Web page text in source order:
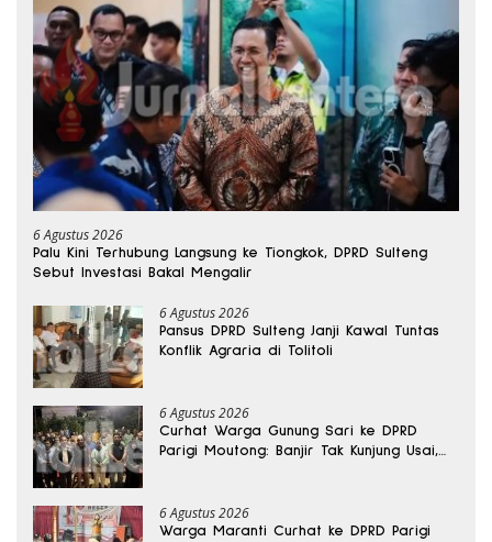
6 Agustus 2026
Palu Kini Terhubung Langsung ke Tiongkok, DPRD Sulteng
Sebut Investasi Bakal Mengalir
6 Agustus 2026
Pansus DPRD Sulteng Janji Kawal Tuntas
Konflik Agraria di Tolitoli
6 Agustus 2026
Curhat Warga Gunung Sari ke DPRD
Parigi Moutong: Banjir Tak Kunjung Usai,
6 Agustus 2026
Warga Maranti Curhat ke DPRD Parigi